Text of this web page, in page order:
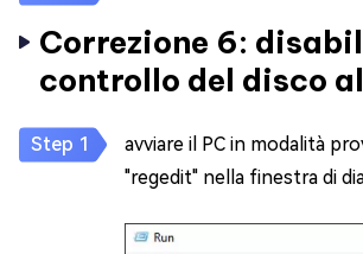
Correzione 6:
controllo del disco
avviare il PC in modalità
"regedit" nella finestra di